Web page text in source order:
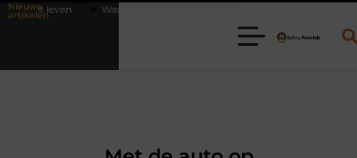
Nieuwe
artikelenonline vlees bestellen steeds gewoner wordt